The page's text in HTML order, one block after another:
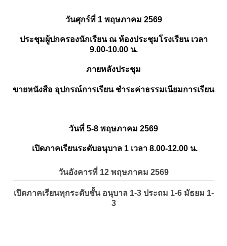
วันศุกร์ที่ 1 พฤษภาคม 2569
ประชุมผู้ปกครองนักเรียน ณ ห้องประชุมโรงเรียน เวลา
9.00-10.00 น.
ภายหลังประชุม
ขายหนังสือ อุปกรณ์การเรียน ชำระค่าธรรมเนียมการเรียน
วันที่ 5-8 พฤษภาคม 2569
เปิดภาคเรียนระดับอนุบาล 1 เวลา 8.00-12.00 น.
วันอังคารที่ 12 พฤษภาคม 2569
เปิดภาคเรียนทุกระดับชั้น อนุบาล 1-3 ประถม 1-6 มัธยม 1-
3